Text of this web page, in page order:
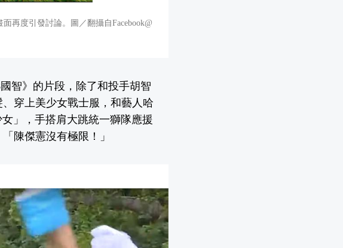
再度引發討論。圖／翻攝自Facebook@
智》的片段，除了和投手胡智
穿上美少女戰士服，和藝人哈
」，手搭肩大跳統一獅隊應援
陳傑憲沒有極限！」